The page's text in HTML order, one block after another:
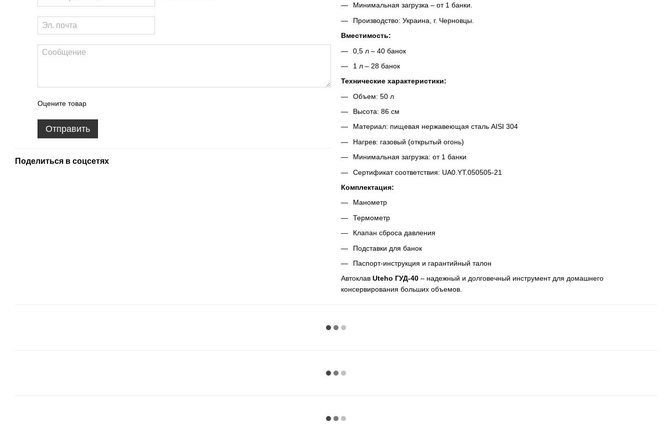
Оцените товар
Отправить
Поделиться в соцсетях
Минимальная загрузка – от 1 банки.
Производство: Украина, г. Черновцы.
Вместимость:
0,5 л – 40 банок
1 л – 28 банок
Технические характеристики:
Объем: 50 л
Высота: 86 см
Материал: пищевая нержавеющая сталь AISI 304
Нагрев: газовый (открытый огонь)
Минимальная загрузка: от 1 банки
Сертификат соответствия: UA0.YT.050505-21
Комплектация:
Манометр
Термометр
Клапан сброса давления
Подставки для банок
Паспорт-инструкция и гарантийный талон
Автоклав Uteho ГУД-40 – надежный и долговечный инструмент для домашнего
консервирования больших объемов.